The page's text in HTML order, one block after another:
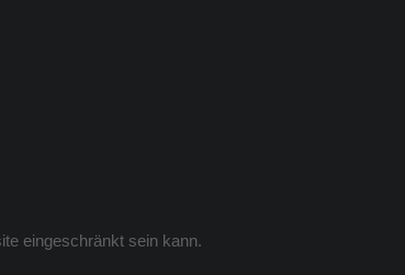
eingeschränkt sein kann.